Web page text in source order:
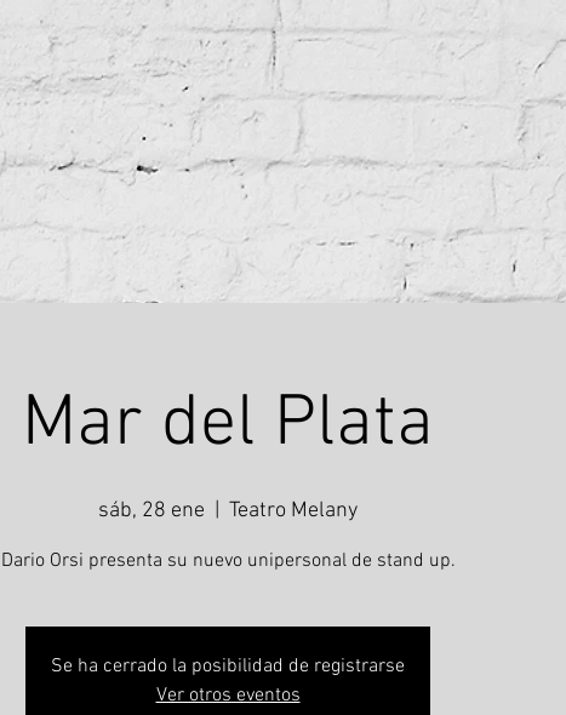
Mar del Plata
sáb, 28 ene Teatro Melany
Dario Orsi presenta su nuevo unipersonal de stand up.
Se ha cerrado la posibilidad de registrarse
Ver otros eventos